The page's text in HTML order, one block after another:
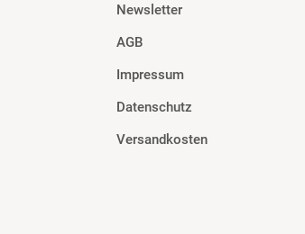
Newsletter
AGB
Impressum
Datenschutz
Versandkosten